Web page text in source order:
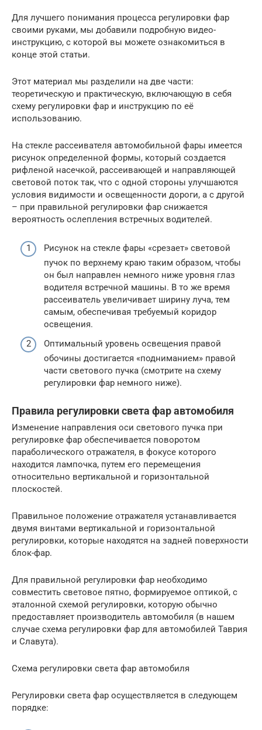
Для лучшего понимания процесса регулировки фар
своими руками, мы добавили подробную видео-
инструкцию, с которой вы можете ознакомиться в
конце этой статьи.
Этот материал мы разделили на две части:
теоретическую и практическую, включающую в себя
схему регулировки фар и инструкцию по её
использованию.
На стекле рассеивателя автомобильной фары имеется
рисунок определенной формы, который создается
рифленой насечкой, рассеивающей и направляющей
световой поток так, что с одной стороны улучшаются
условия видимости и освещенности дороги, а с другой
– при правильной регулировки фар снижается
вероятность ослепления встречных водителей.
Рисунок на стекле фары «срезает» световой
пучок по верхнему краю таким образом, чтобы
он был направлен немного ниже уровня глаз
водителя встречной машины. В то же время
рассеиватель увеличивает ширину луча, тем
самым, обеспечивая требуемый коридор
освещения.
Оптимальный уровень освещения правой
обочины достигается «подниманием» правой
части светового пучка (смотрите на схему
регулировки фар немного ниже).
Правила регулировки света фар автомобиля
Изменение направления оси светового пучка при
регулировке фар обеспечивается поворотом
параболического отражателя, в фокусе которого
находится лампочка, путем его перемещения
относительно вертикальной и горизонтальной
плоскостей.
Правильное положение отражателя устанавливается
двумя винтами вертикальной и горизонтальной
регулировки, которые находятся на задней поверхности
блок-фар.
Для правильной регулировки фар необходимо
совместить световое пятно, формируемое оптикой, с
эталонной схемой регулировки, которую обычно
предоставляет производитель автомобиля (в нашем
случае схема регулировки фар для автомобилей Таврия
и Славута).
Схема регулировки света фар автомобиля
Регулировки света фар осуществляется в следующем
порядке: